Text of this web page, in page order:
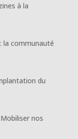
à la
la communauté
du
nos